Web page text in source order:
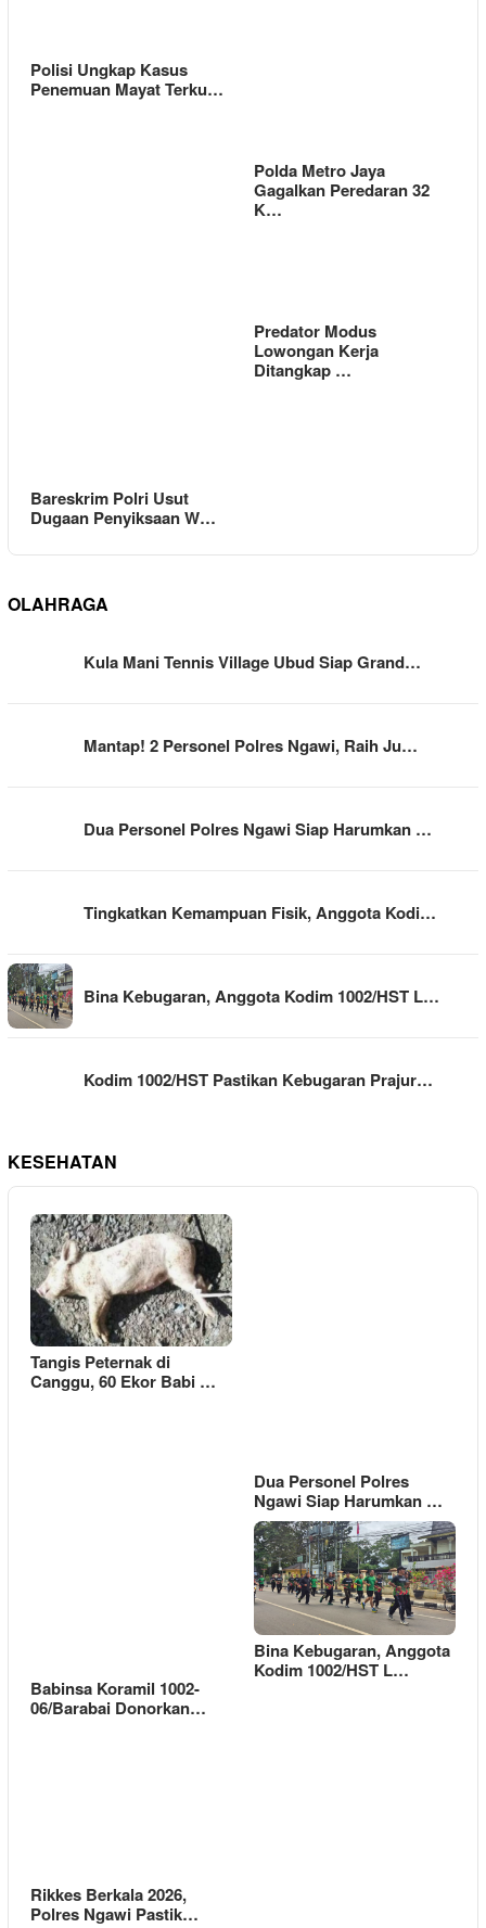
Polisi Ungkap Kasus
Penemuan Mayat Terku…
Polda Metro Jaya
Gagalkan Peredaran 32
K…
Bareskrim Polri Usut
Dugaan Penyiksaan W…
Predator Modus
Lowongan Kerja
Ditangkap …
OLAHRAGA
Kula Mani Tennis Village Ubud Siap Grand…
Mantap! 2 Personel Polres Ngawi, Raih Ju…
Dua Personel Polres Ngawi Siap Harumkan …
Tingkatkan Kemampuan Fisik, Anggota Kodi…
Bina Kebugaran, Anggota Kodim 1002/HST L…
Kodim 1002/HST Pastikan Kebugaran Prajur…
KESEHATAN
Tangis Peternak di
Canggu, 60 Ekor Babi …
Dua Personel Polres
Ngawi Siap Harumkan …
Babinsa Koramil 1002-
06/Barabai Donorkan…
Bina Kebugaran, Anggota
Kodim 1002/HST L…
Rikkes Berkala 2026,
Polres Ngawi Pastik…